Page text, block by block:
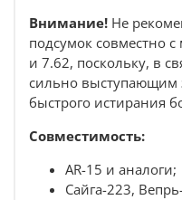
Внимание! Не
подсумок совместно
и 7.62, поскольку, в
сильно выступающим
быстрого истирания
Совместимость:
AR-15 и аналоги;
Сайга-223,